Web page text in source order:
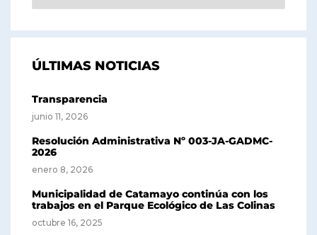
ÚLTIMAS NOTICIAS
Transparencia
junio 11, 2026
Resolución Administrativa Nº 003-JA-GADMC-
2026
enero 8, 2026
Municipalidad de Catamayo continúa con los
trabajos en el Parque Ecológico de Las Colinas
octubre 16, 2025